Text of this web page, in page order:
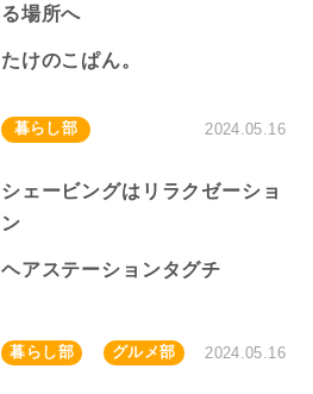
る場所へ
たけのこぱん。
暮らし部 2024.05.16
シェービングはリラクゼーショ
ン
ヘアステーションタグチ
暮らし部 グルメ部 2024.05.16